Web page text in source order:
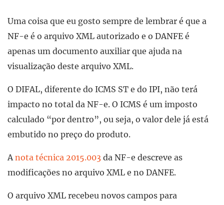
Uma coisa que eu gosto sempre de lembrar é que a
NF-e é o arquivo XML autorizado e o DANFE é
apenas um documento auxiliar que ajuda na
visualização deste arquivo XML.
O DIFAL, diferente do ICMS ST e do IPI, não terá
impacto no total da NF-e. O ICMS é um imposto
calculado “por dentro”, ou seja, o valor dele já está
embutido no preço do produto.
Anota técnica 2015.003 da NF-e descreve as
modificações no arquivo XML e no DANFE.
O arquivo XML recebeu novos campos para